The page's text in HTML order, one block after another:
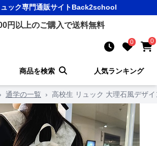
ック専門通販サイトBack2school
円以上のご購入で送料無料
0 0
商品を検索 人気ランキング
› 通学の一覧 › 高校生 リュック 大理石風デザ